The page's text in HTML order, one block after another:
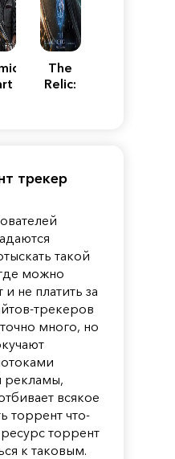
The
Relic:
трекер
такой
можно
и не платить за
трекеров
много, но
рекламы,
всякое
торрент что-
торрент
к таковым.